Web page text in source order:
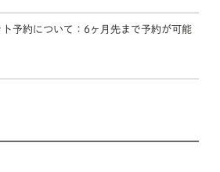
ト予約について：6ヶ月先まで予約が可能